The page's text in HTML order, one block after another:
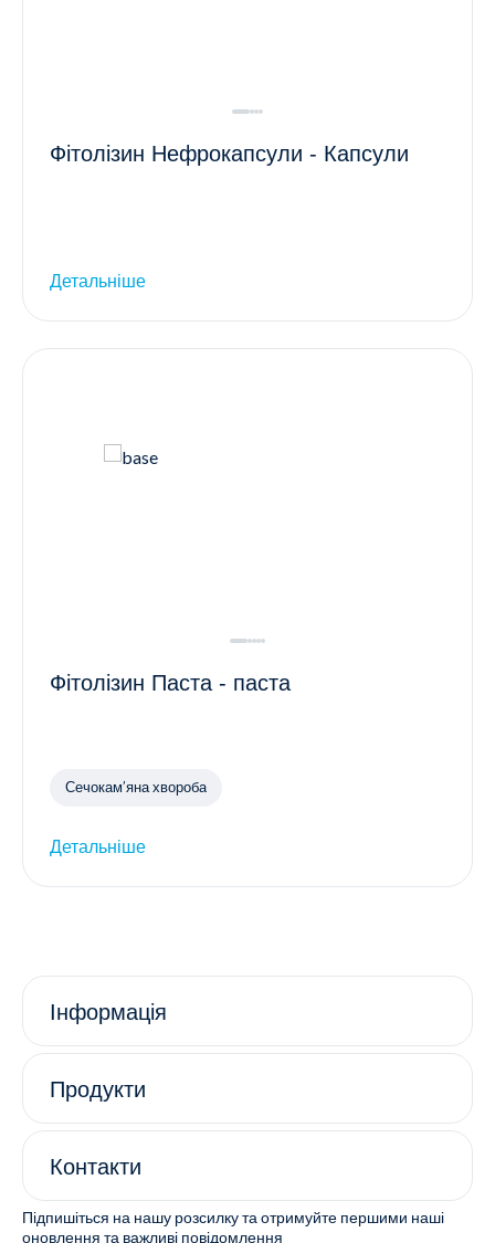
Фітолізин Нефрокапсули - Капсули
Детальніше
Фітолізин Паста - паста
Сечокам’яна хвороба
Детальніше
Інформація
Продукти
Контакти
Підпишіться на нашу розсилку та отримуйте першими наші
оновлення та важливі повідомлення